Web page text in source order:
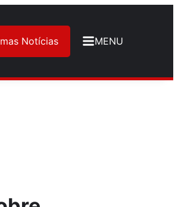
Notícias MENU